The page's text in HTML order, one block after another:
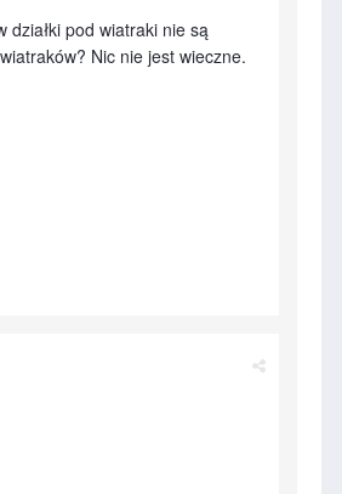
pod wiatraki nie są
Nic nie jest wieczne.